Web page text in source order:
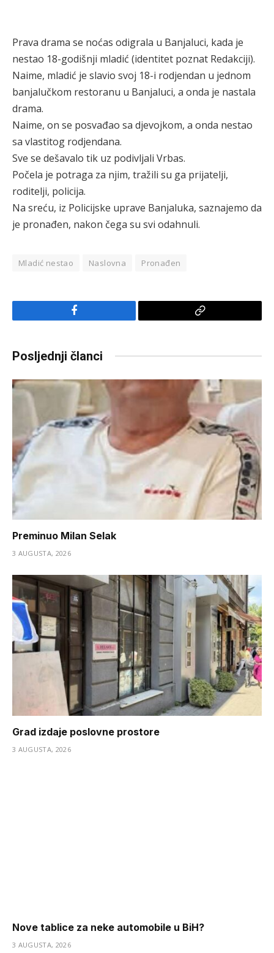
Prava drama se noćas odigrala u Banjaluci, kada je
nestao 18-godišnji mladić (identitet poznat Redakciji).
Naime, mladić je slavio svoj 18-i rodjendan u jednom
banjalučkom restoranu u Banjaluci, a onda je nastala
drama.
Naime, on se posvađao sa djevojkom, a onda nestao
sa vlastitog rodjendana.
Sve se dešavalo tik uz podivljali Vrbas.
Počela je potraga za njim, tražili su ga prijatelji,
roditelji, policija.
Na sreću, iz Policijske uprave Banjaluka, saznajemo da
je pronađen, nakon čega su svi odahnuli.
Mladić nestao Naslovna Pronađen
Facebook
Copy
Posljednji članci
Preminuo Milan Selak
3 AUGUSTA, 2026
Grad izdaje poslovne prostore
3 AUGUSTA, 2026
Nove tablice za neke automobile u BiH?
3 AUGUSTA, 2026